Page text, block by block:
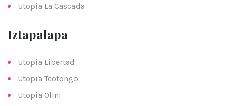
Utopia La Cascada
Iztapalapa
Utopia Libertad
Utopia Teotongo
Utopia Olini